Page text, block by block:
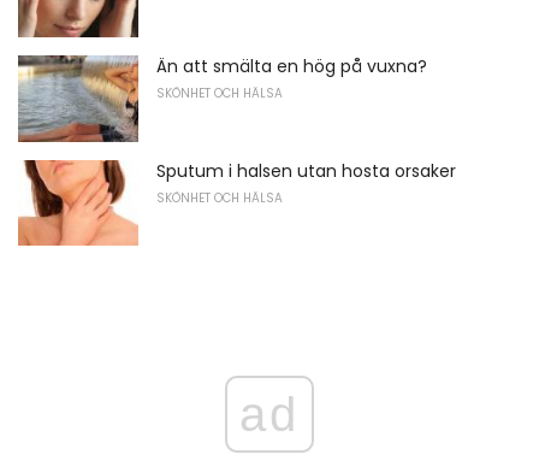
Än att smälta en hög på vuxna?
SKÖNHET OCH HÄLSA
Sputum i halsen utan hosta orsaker
SKÖNHET OCH HÄLSA
ad